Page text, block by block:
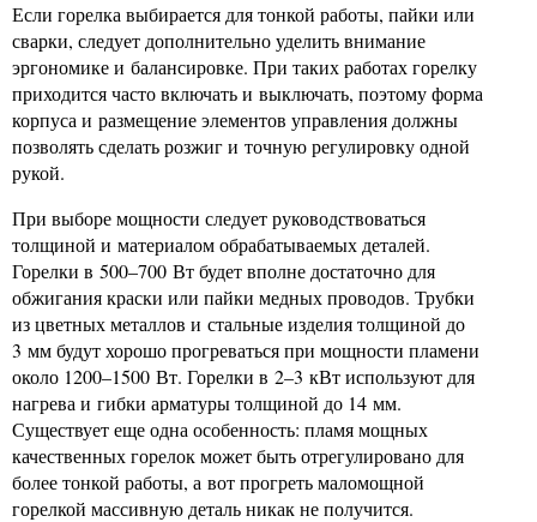
Если горелка выбирается для тонкой работы, пайки или
сварки, следует дополнительно уделить внимание
эргономике и балансировке. При таких работах горелку
приходится часто включать и выключать, поэтому форма
корпуса и размещение элементов управления должны
позволять сделать розжиг и точную регулировку одной
рукой.
При выборе мощности следует руководствоваться
толщиной и материалом обрабатываемых деталей.
Горелки в 500–700 Вт будет вполне достаточно для
обжигания краски или пайки медных проводов. Трубки
из цветных металлов и стальные изделия толщиной до
3 мм будут хорошо прогреваться при мощности пламени
около 1200–1500 Вт. Горелки в 2–3 кВт используют для
нагрева и гибки арматуры толщиной до 14 мм.
Существует еще одна особенность: пламя мощных
качественных горелок может быть отрегулировано для
более тонкой работы, а вот прогреть маломощной
горелкой массивную деталь никак не получится.